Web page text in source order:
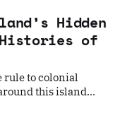
Hidden
of
rule to colonial
this island